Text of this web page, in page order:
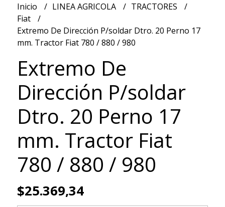
Inicio LINEA AGRICOLA
TRACTORES
Fiat
Extremo De Dirección P/soldar Dtro. 20 Perno 17
mm. Tractor Fiat 780 / 880 / 980
Extremo De
Dirección P/soldar
Dtro. 20 Perno 17
mm. Tractor Fiat
780 / 880 / 980
$25.369,34